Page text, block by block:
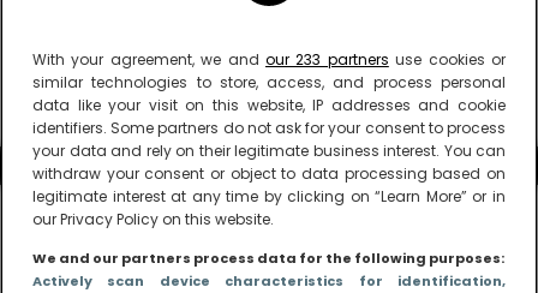
With your agreement, we and our 233 partners use cookies or
similar technologies to store, access, and process personal
data like your visit on this website, IP addresses and cookie
identifiers. Some partners do not ask for your consent to process
your data and rely on their legitimate business interest. You can
withdraw your consent or object to data processing based on
legitimate interest at any time by clicking on “Learn More” or in
our Privacy Policy on this website.
We and our partners process data for the following purposes:
Actively scan device characteristics for identification,